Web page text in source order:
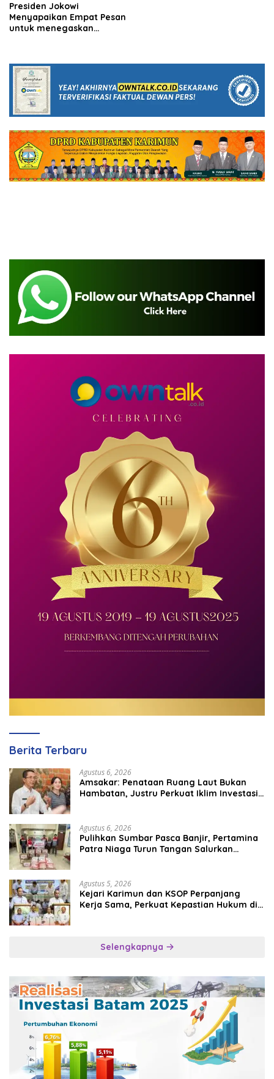
Presiden Jokowi
Menyapaikan Empat Pesan
untuk menegaskan
Berita Terbaru
Agustus 6, 2026
Amsakar: Penataan Ruang Laut Bukan
Hambatan, Justru Perkuat Iklim Investasi
Agustus 6, 2026
Pulihkan Sumbar Pasca Banjir, Pertamina
Patra Niaga Turun Tangan Salurkan
Agustus 5, 2026
Kejari Karimun dan KSOP Perpanjang
Kerja Sama, Perkuat Kepastian Hukum di
Selengkapnya